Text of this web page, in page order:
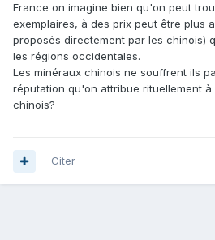
France on imagine bien qu'on peut
exemplaires, à des prix peut être plus
proposés directement par les chinois)
les régions occidentales.
Les minéraux chinois ne souffrent ils
réputation qu'on attribue rituellement
chinois?
Citer